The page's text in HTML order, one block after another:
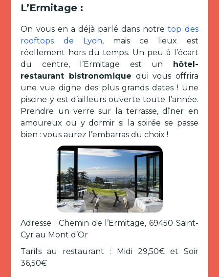
L’Ermitage :
On vous en a déjà parlé dans notretop des
rooftops de Lyon, mais ce lieux est
réellement hors du temps. Un peu à l’écart
du centre, l’Ermitage est un hôtel-
restaurant bistronomique qui vous offrira
une vue digne des plus grands dates ! Une
piscine y est d’ailleurs ouverte toute l’année.
Prendre un verre sur la terrasse, dîner en
amoureux ou y dormir si la soirée se passe
bien : vous aurez l’embarras du choix !
Adresse : Chemin de l’Ermitage, 69450 Saint-
Cyr au Mont d’Or
Tarifs au restaurant : Midi 29,50€ et Soir
36,50€